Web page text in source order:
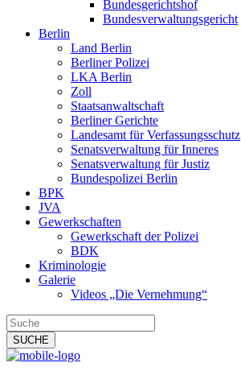
Bundesgerichtshof
Bundesverwaltungsgericht
Berlin
Land Berlin
Berliner Polizei
LKA Berlin
Zoll
Staatsanwaltschaft
Berliner Gerichte
Landesamt für Verfassungsschutz
Senatsverwaltung für Inneres
Senatsverwaltung für Justiz
Bundespolizei Berlin
BPK
JVA
Gewerkschaften
Gewerkschaft der Polizei
BDK
Kriminologie
Galerie
Videos „Die Vernehmung“